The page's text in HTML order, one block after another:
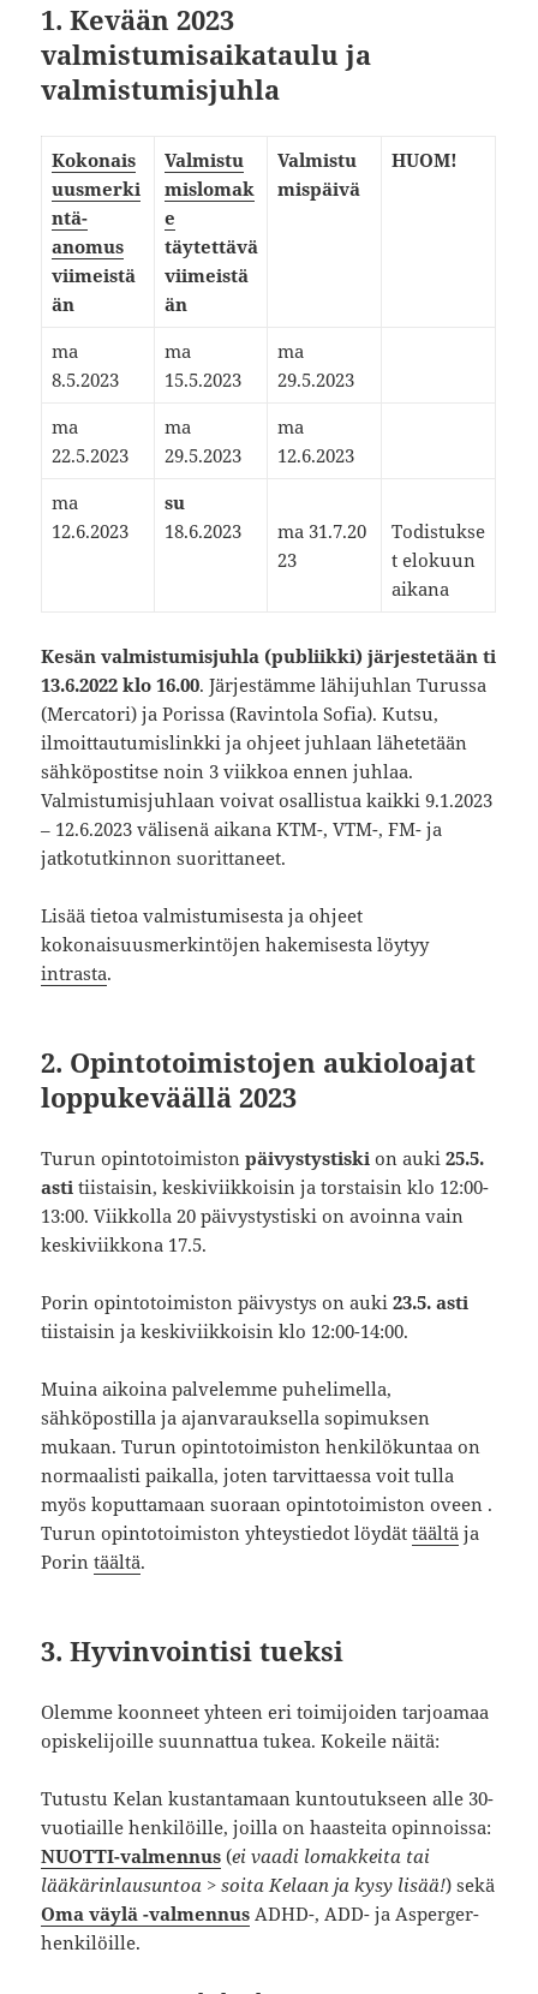
1. Kevään 2023
valmistumisaikataulu ja
valmistumisjuhla
Kokonais
uusmerki
ntä-
anomus
viimeistä
än
Valmistu
mislomak
e
täytettävä
viimeistä
än
Valmistu
mispäivä
HUOM!
​ma
8.5.2023
​ma
15.5.2023
ma
29.5.2023
​ma
22.5.2023
ma
29.5.2023
ma
12.6.2023
​ma
12.6.2023
​su
18.6.2023
ma 31.7.20
23
Todistukse
t elokuun
aikana​
Kesän valmistumisjuhla (publiikki) järjestetään ti
13.6.2022 klo 16.00. Järjestämme lähijuhlan Turussa
(Mercatori) ja Porissa (Ravintola Sofia). Kutsu,
ilmoittautumislinkki ja ohjeet juhlaan lähetetään
sähköpostitse noin 3 viikkoa ennen juhlaa.
Valmistumisjuhlaan voivat osallistua kaikki 9.1.2023
– 12.6.2023 välisenä aikana KTM-, VTM-, FM- ja
jatkotutkinnon suorittaneet.
Lisää tietoa valmistumisesta ja ohjeet
kokonaisuusmerkintöjen hakemisesta löytyy
intrasta.
2. Opintotoimistojen aukioloajat
loppukeväällä 2023
Turun opintotoimistonpäivystystiski on auki25.5.
astitiistaisin, keskiviikkoisin ja torstaisin klo 12:00-
13:00. Viikkolla 20 päivystystiski on avoinna vain
keskiviikkona 17.5.
Porin opintotoimiston päivystys on auki23.5. asti
tiistaisin ja keskiviikkoisin klo 12:00-14:00.
Muina aikoina palvelemme puhelimella,
sähköpostilla ja ajanvarauksella sopimuksen
mukaan. Turun opintotoimiston henkilökuntaa on
normaalisti paikalla, joten tarvittaessa voit tulla
myös koputtamaan suoraan opintotoimiston oveen .
Turun opintotoimiston yhteystiedot löydättäältä ja
Porintäältä.
3. Hyvinvointisi tueksi
Olemme koonneet yhteen eri toimijoiden tarjoamaa
opiskelijoille suunnattua tukea. Kokeile näitä:
Tutustu Kelan kustantamaan kuntoutukseen alle 30-
vuotiaille henkilöille, joilla on haasteita opinnoissa:
NUOTTI-valmennus (ei vaadi lomakkeita tai
lääkärinlausuntoa > soita Kelaan ja kysy lisää!) sekä
Oma väylä -valmennus ADHD-, ADD- ja Asperger-
henkilöille.